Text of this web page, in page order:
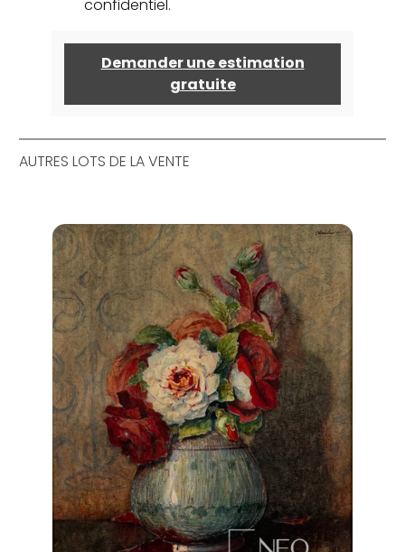
confidentiel.
Demander une estimation
gratuite
AUTRES LOTS DE LA VENTE